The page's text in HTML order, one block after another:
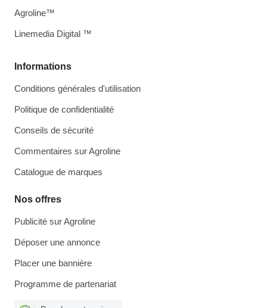
Informations
Conditions générales d'utilisation
Politique de confidentialité
Conseils de sécurité
Commentaires sur Agroline
Catalogue de marques
Nos offres
Publicité sur Agroline
Déposer une annonce
Placer une bannière
Programme de partenariat
Agroline™
Linemedia Digital ™